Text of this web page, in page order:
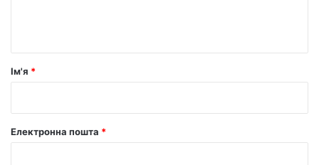
рІм'я *
Електронна пошта *